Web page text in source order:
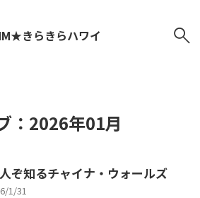
きらきらハワイ
：2026年01月
ぞ知るチャイナ・ウォールズ
1/31